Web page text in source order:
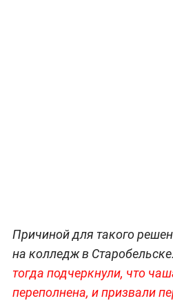
Причиной для такого
на колледж в Старобельске.
тогда подчеркнули, что
переполнена, и призвали